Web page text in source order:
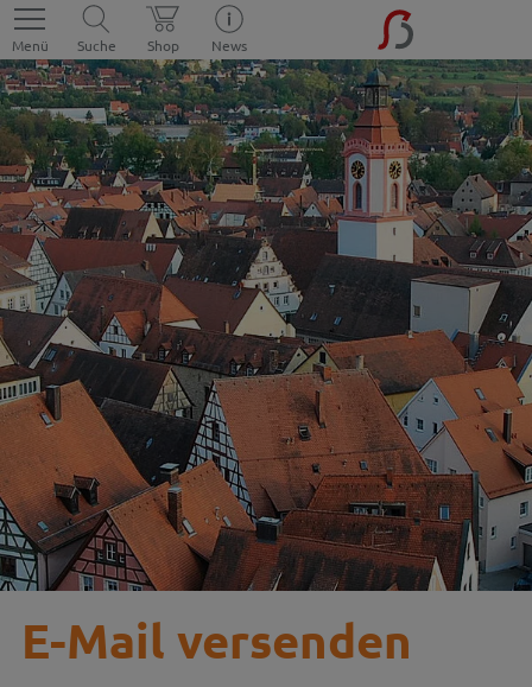
Menü Suche Shop News
E-Mail versenden